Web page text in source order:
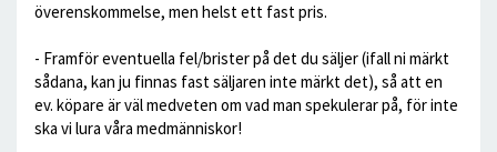
överenskommelse, men helst ett fast pris.
- Framför eventuella fel/brister på det du säljer (ifall ni märkt
sådana, kan ju finnas fast säljaren inte märkt det), så att en
ev. köpare är väl medveten om vad man spekulerar på, för inte
ska vi lura våra medmänniskor!